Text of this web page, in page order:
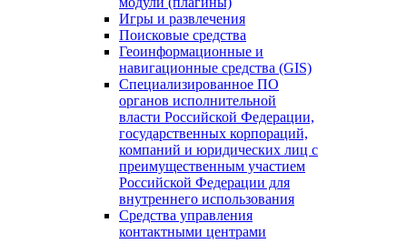
Игры и развлечения
Поисковые средства
Геоинформационные и
навигационные средства (GIS)
Специализированное ПО
органов исполнительной
власти Российской Федерации,
государственных корпораций,
компаний и юридических лиц с
преимущественным участием
Российской Федерации для
внутреннего использования
Средства управления
контактными центрами